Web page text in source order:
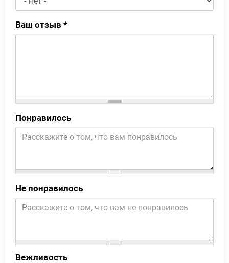
Ваш отзыв *
Понравилось
Не понравилось
Вежливость